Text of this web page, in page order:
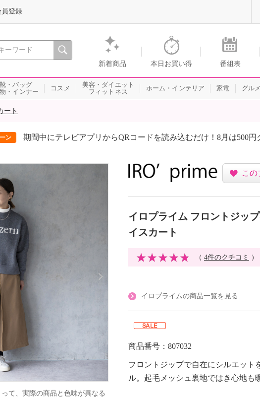
どる、瞬間を。通販・テレビショッピングのショップチャンネル
新着商品 本日お買い得 番組表
員登録
靴・バッグ
・インナー
コスメ
美容・ダイエット
フィットネス
ホーム・インテリア 家電 グル
ート
ン 期間中にテレビアプリからQRコードを読み込むだけ！8月は500円
て、実際の商品と色味が異なる
この
イロプライム フロントジッ
イスカート
（ 4件のクチコミ ）
イロプライムの商品一覧を見る
商品番号：807032
フロントジップで自在にシルエット
ル。起毛メッシュ裏地ではき心地も